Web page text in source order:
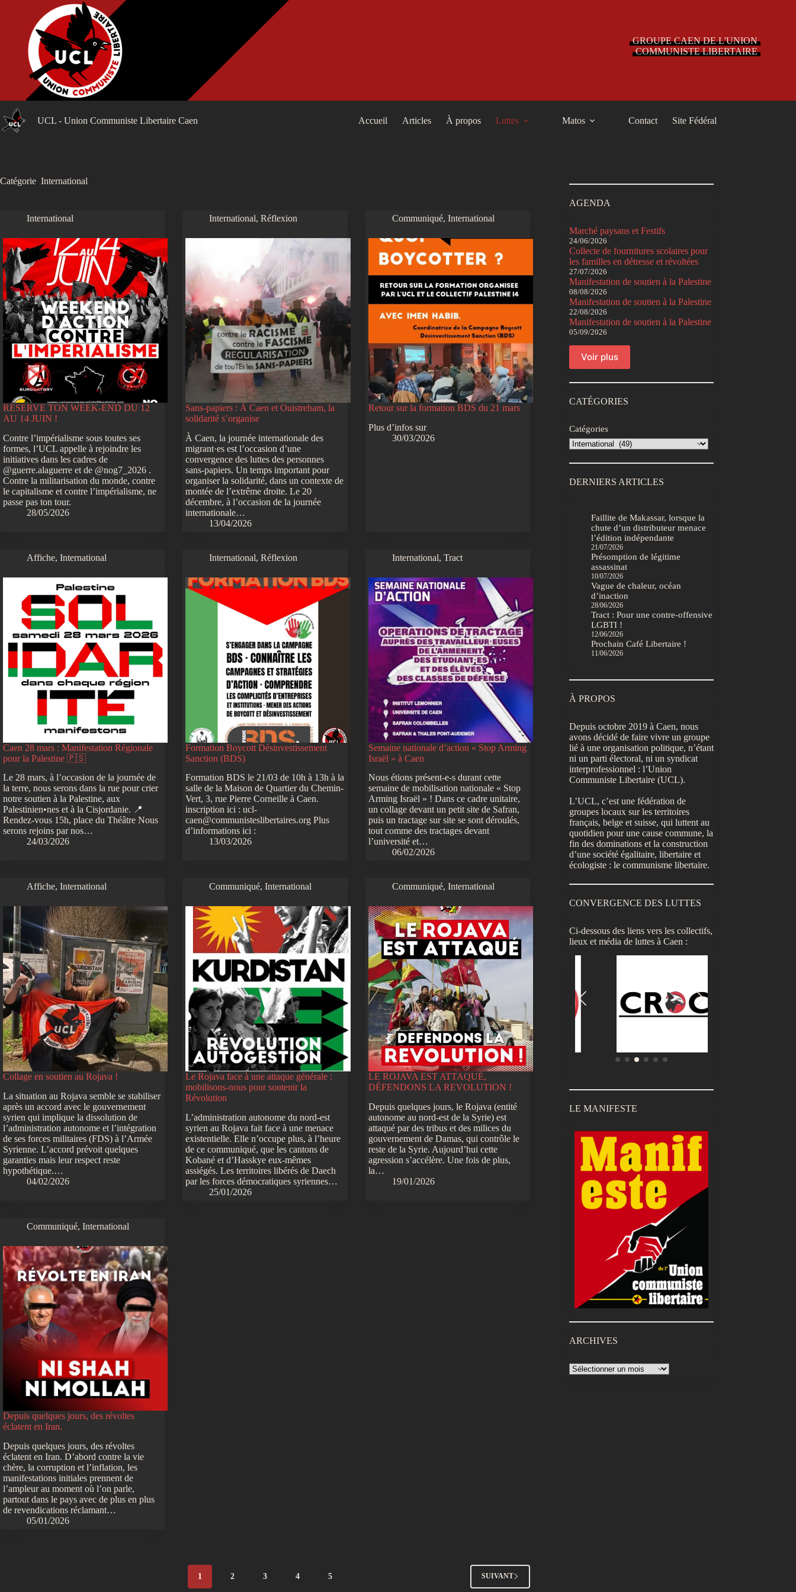
GROUPE CAEN DE L'UNION
COMMUNISTE LIBERTAIRE
UCL - Union Communiste Libertaire Caen Accueil Articles À propos Luttes Matos Contact Site Fédéral
Catégorie International
International
RÉSERVE TON WEEK-END DU 12
AU 14 JUIN !
Contre l’impérialisme sous toutes ses
formes, l’UCL appelle à rejoindre les
initiatives dans les cadres de
@guerre.alaguerre et de @nog7_2026 .
Contre la militarisation du monde, contre
le capitalisme et contre l’impérialisme, ne
passe pas ton tour.
28/05/2026
International,Réflexion
Sans-papiers : À Caen et Ouistreham, la
solidarité s’organise
À Caen, la journée internationale des
migrant·es est l’occasion d’une
convergence des luttes des personnes
sans-papiers. Un temps important pour
organiser la solidarité, dans un contexte de
montée de l’extrême droite. Le 20
décembre, à l’occasion de la journée
internationale…
13/04/2026
Communiqué, International
Retour sur la formation BDS du 21 mars
Plus d’infos sur
30/03/2026
Affiche, International
Caen 28 mars : Manifestation Régionale
pour la Palestine 🇵🇸
Le 28 mars, à l’occasion de la journée de
la terre, nous serons dans la rue pour crier
notre soutien à la Palestine, aux
Palestinien•nes et à la Cisjordanie. 📍
Rendez-vous 15h, place du Théâtre Nous
serons rejoins par nos…
24/03/2026
International,Réflexion
Formation Boycott Désinvestissement
Sanction (BDS)
Formation BDS le 21/03 de 10h à 13h à la
salle de la Maison de Quartier du Chemin-
Vert, 3, rue Pierre Corneille à Caen.
inscription ici : ucl-
caen@communisteslibertaires.org Plus
d’informations ici :
13/03/2026
International, Tract
Semaine nationale d’action « Stop Arming
Israël » à Caen
Nous étions présent-e-s durant cette
semaine de mobilisation nationale « Stop
Arming Israël » ! Dans ce cadre unitaire,
un collage devant un petit site de Safran,
puis un tractage sur site se sont déroulés,
tout comme des tractages devant
l’université et…
06/02/2026
Affiche, International
Collage en soutien au Rojava !
La situation au Rojava semble se stabiliser
après un accord avec le gouvernement
syrien qui implique la dissolution de
l’administration autonome et l’intégration
de ses forces militaires (FDS) à l’Armée
Syrienne. L’accord prévoit quelques
garanties mais leur respect reste
hypothétique.…
04/02/2026
Communiqué,International
Le Rojava face à une attaque générale :
mobilisons-nous pour soutenir la
Révolution
L’administration autonome du nord-est
syrien au Rojava fait face à une menace
existentielle. Elle n’occupe plus, à l’heure
de ce communiqué, que les cantons de
Kobané et d’Hasskye eux-mêmes
assiégés. Les territoires libérés de Daech
par les forces démocratiques syriennes…
25/01/2026
Communiqué, International
LE ROJAVA EST ATTAQUÉ,
DÉFENDONS LA REVOLUTION !
Depuis quelques jours, le Rojava (entité
autonome au nord-est de la Syrie) est
attaqué par des tribus et des milices du
gouvernement de Damas, qui contrôle le
reste de la Syrie. Aujourd’hui cette
agression s’accélère. Une fois de plus,
la…
19/01/2026
Communiqué, International
Depuis quelques jours, des révoltes
éclatent en Iran.
Depuis quelques jours, des révoltes
éclatent en Iran. D’abord contre la vie
chère, la corruption et l’inflation, les
manifestations initiales prennent de
l’ampleur au moment où l’on parle,
partout dans le pays avec de plus en plus
de revendications réclamant…
05/01/2026
1 2 3 4 5 SUIVANT
AGENDA
Manifestation de soutien à la Palestine
05/09/2026
Manifestation de soutien à la Palestine
22/08/2026
Manifestation de soutien à la Palestine
08/08/2026
Collecte de fournitures scolaires pour
les familles en détresse et révoltées
27/07/2026
Marché paysans et Festifs
24/06/2026
Voir plus
CATÉGORIES
Catégories
DERNIERS ARTICLES
Faillite de Makassar, lorsque la
chute d’un distributeur menace
l’édition indépendante
21/07/2026
Présomption de légitime
assassinat
10/07/2026
Vague de chaleur, océan
d’inaction
28/06/2026
Tract : Pour une contre-offensive
LGBTI !
12/06/2026
Prochain Café Libertaire !
11/06/2026
À PROPOS
Depuis octobre 2019 à Caen, nous
avons décidé de faire vivre un groupe
lié à une organisation politique, n’étant
ni un parti électoral, ni un syndicat
interprofessionnel : l’Union
Communiste Libertaire (UCL).
L’UCL, c’est une fédération de
groupes locaux sur les territoires
français, belge et suisse, qui luttent au
quotidien pour une cause commune, la
fin des dominations et la construction
d’une société égalitaire, libertaire et
écologiste : le communisme libertaire.
CONVERGENCE DES LUTTES
Ci-dessous des liens vers les collectifs,
lieux et média de luttes à Caen :
LE MANIFESTE
ARCHIVES
Archives